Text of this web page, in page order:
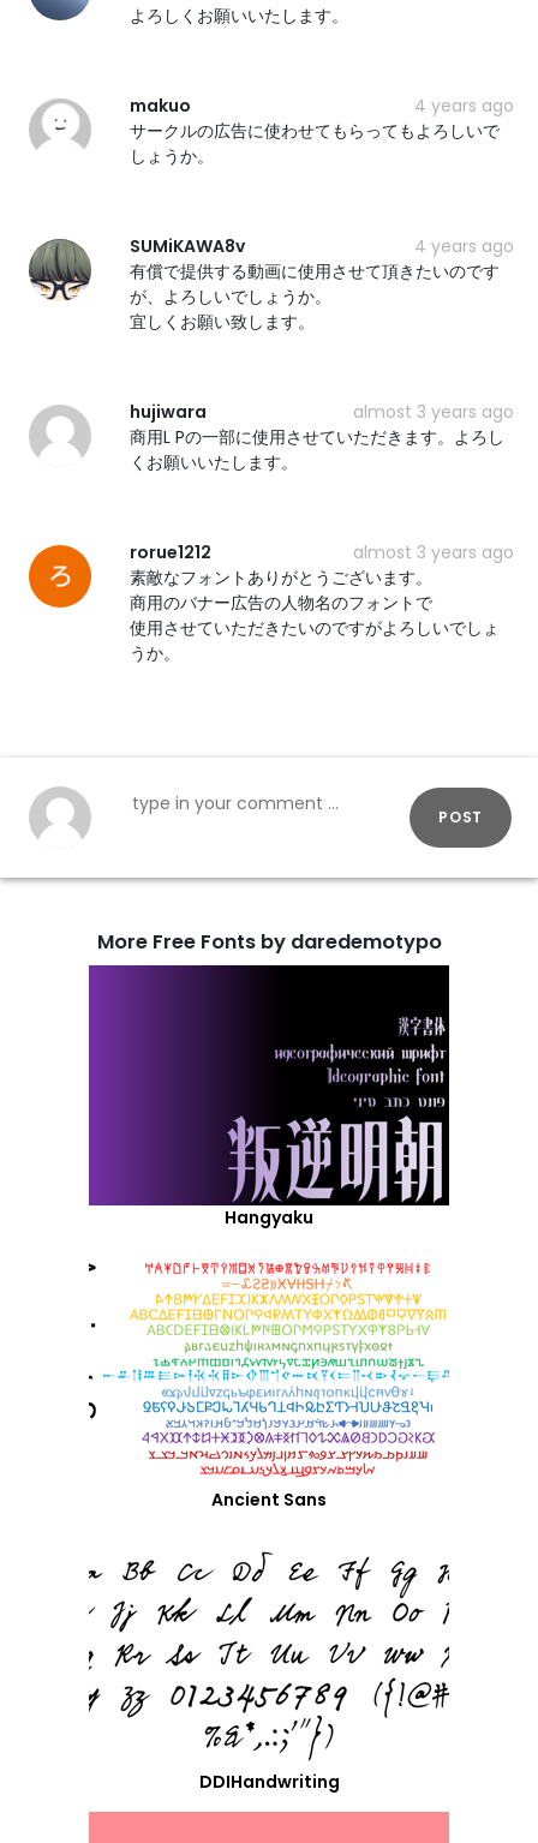
よろしくお願いいたします。
makuo
4 years ago
サークルの広告に使わせてもらってもよろしいで
しょうか。
SUMiKAWA8v
4 years ago
有償で提供する動画に使用させて頂きたいのです
が、よろしいでしょうか。
宜しくお願い致します。
hujiwara
almost 3 years ago
商用L Pの一部に使用させていただきます。よろし
くお願いいたします。
rorue1212
almost 3 years ago
素敵なフォントありがとうございます。
商用のバナー広告の人物名のフォントで
使用させていただきたいのですがよろしいでしょ
うか。
POST
More Free Fonts by daredemotypo
Hangyaku
Ancient Sans
DDIHandwriting